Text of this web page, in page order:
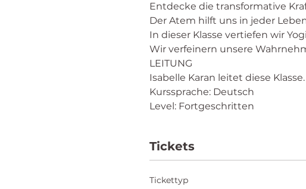
Entdecke die transformative
Der Atem hilft uns in jeder
In dieser Klasse vertiefen wir
Wir verfeinern unsere
LEITUNG
Isabelle Karan leitet diese
Kurssprache: Deutsch
Level: Fortgeschritten
Tickets
Tickettyp